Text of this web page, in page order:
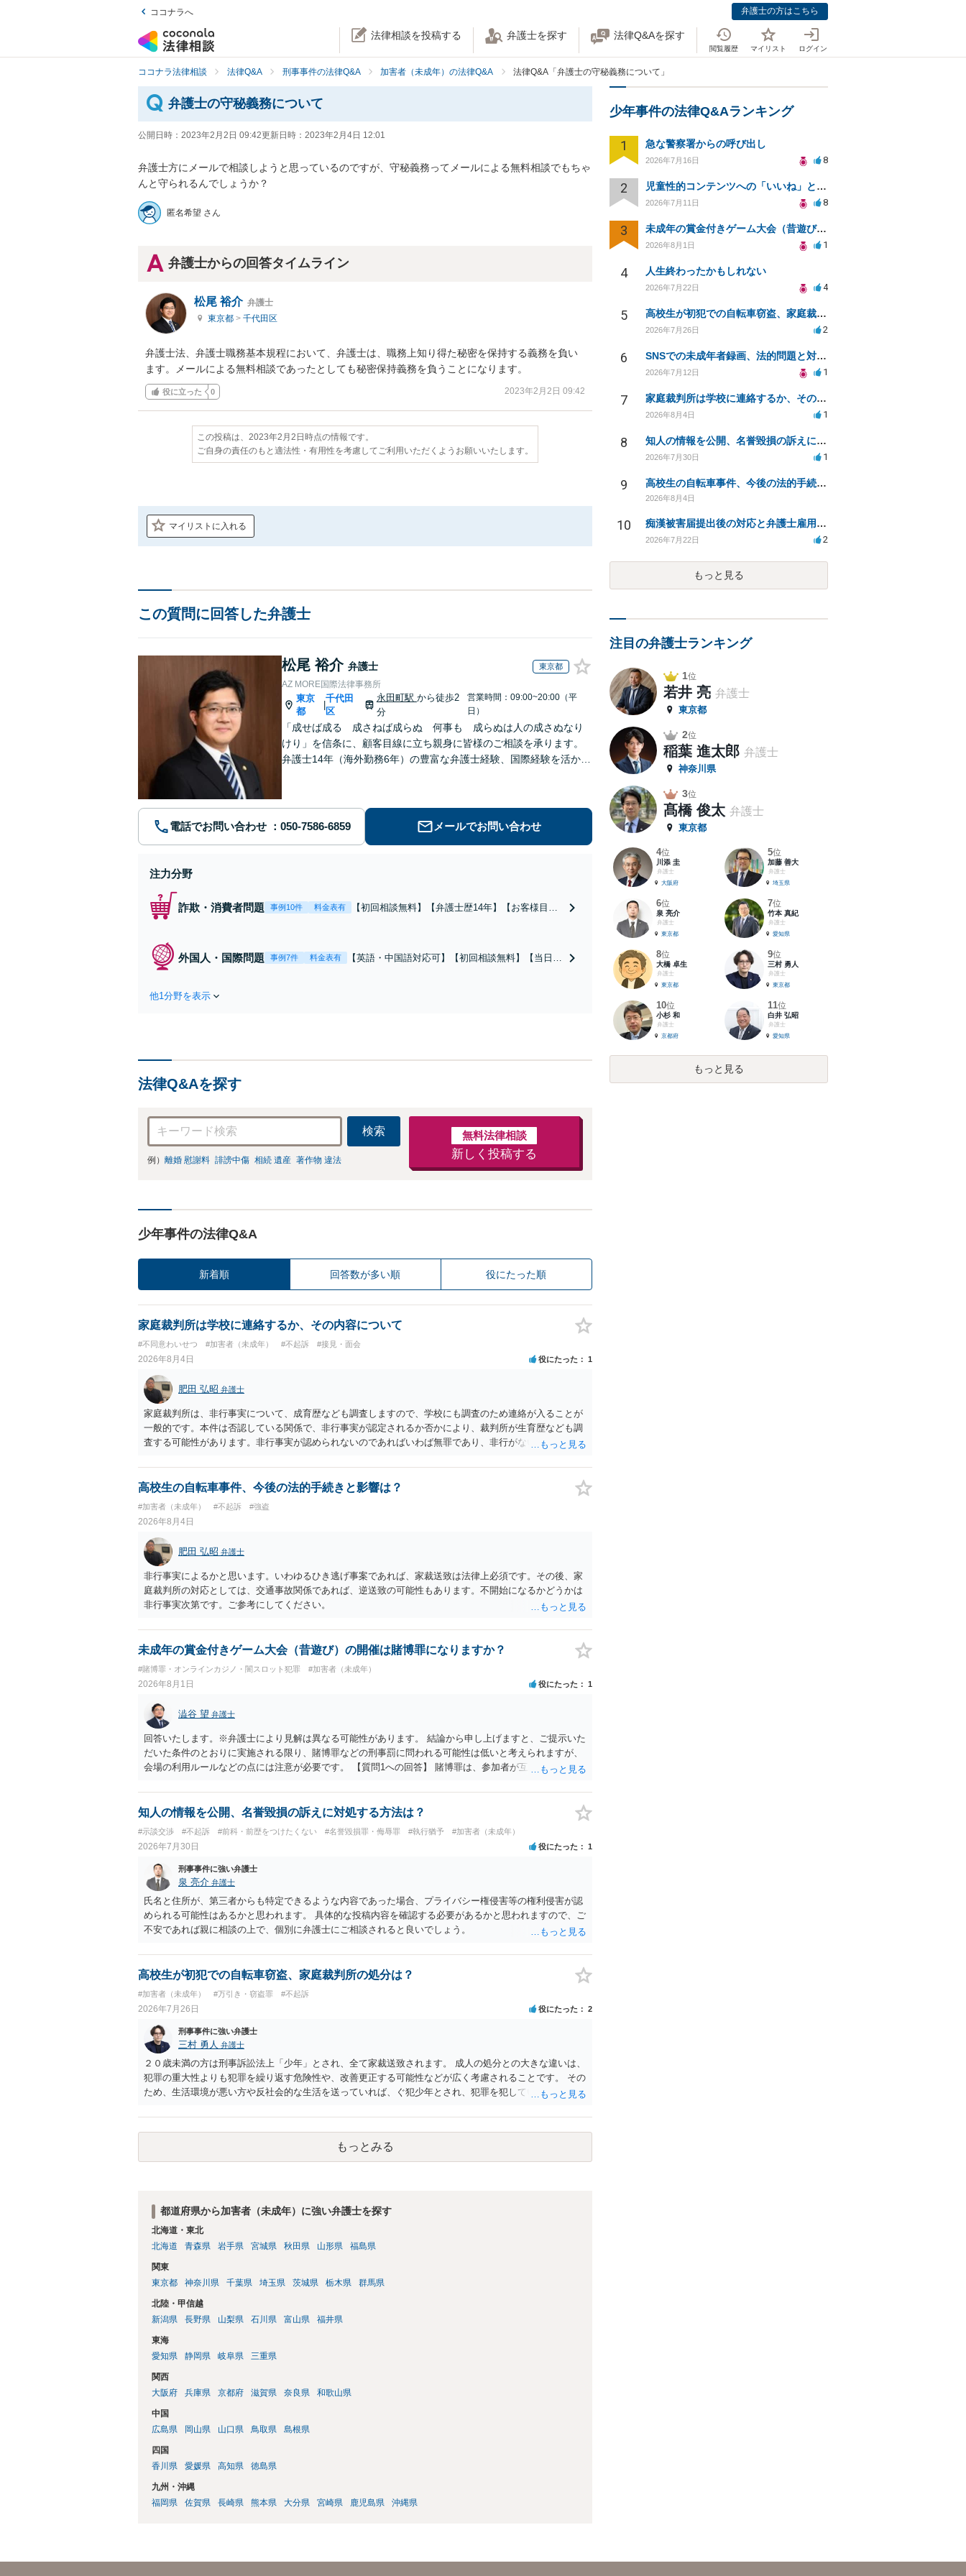
ココナラへ 弁護士の方はこちら
法律相談を投稿する 弁護士を探す 法律Q&Aを探す
閲覧履歴 マイリスト ログイン
ココナラ法律相談 法律Q&A 刑事事件の法律Q&A 加害者（未成年）の法律Q&A 法律Q&A「弁護士の守秘義務について」
弁護士の守秘義務について
公開日時： 2023年2月2日 09:42更新日時： 2023年2月4日 12:01
弁護士方にメールで相談しようと思っているのですが、守秘義務ってメールによる無料相談でもちゃ
んと守られるんでしょうか？
匿名希望 さん
弁護士からの回答タイムライン
松尾 裕介 弁護士
東京都 > 千代田区
弁護士法、弁護士職務基本規程において、弁護士は、職務上知り得た秘密を保持する義務を負い
ます。メールによる無料相談であったとしても秘密保持義務を負うことになります。
役に立った 0 2023年2月2日 09:42
この投稿は、2023年2月2日時点の情報です。
ご自身の責任のもと適法性・有用性を考慮してご利用いただくようお願いいたします。
マイリストに入れる
この質問に回答した弁護士
松尾 裕介 弁護士 東京都
AZ MORE国際法律事務所
東京
都
|
千代田
区
永田町駅 から徒歩2
分
営業時間：09:00~20:00（平
日）
「成せば成る 成さねば成らぬ 何事も 成らぬは人の成さぬなり
けり」を信条に、顧客目線に立ち親身に皆様のご相談を承ります。
弁護士14年（海外勤務6年）の豊富な弁護士経験、国際経験を活か
電話でお問い合わせ メールでお問い合わせ
注力分野
詐欺・消費者問題 事例10件 料金表有
【初回相談無料】【弁護士歴14年】【お客様目
外国人・国際問題 事例7件 料金表有
【英語・中国語対応可】【初回相談無料】【当日/
他1分野を表示
法律Q&Aを探す
検索
例） 離婚 慰謝料 誹謗中傷 相続 遺産 著作物 違法
無料法律相談
新しく投稿する
少年事件の法律Q&A
新着順 回答数が多い順 役にたった順
家庭裁判所は学校に連絡するか、その内容について
#不同意わいせつ #加害者（未成年） #不起訴 #接見・面会
2026年8月4日 役にたった 1
肥田 弘昭 弁護士
家庭裁判所は、非行事実について、成育歴なども調査しますので、学校にも調査のため連絡が入ることが
一般的です。本件は否認している関係で、非行事実が認定されるか否かにより、裁判所が生育歴なども調
査する可能性があります。非行事実が認められないのであればいわば無罪であり、非行がないのですか
高校生の自転車事件、今後の法的手続きと影響は？
#加害者（未成年） #不起訴 #強盗
2026年8月4日
肥田 弘昭 弁護士
非行事実によるかと思います。いわゆるひき逃げ事案であれば、家裁送致は法律上必須です。その後、家
庭裁判所の対応としては、交通事故関係であれば、逆送致の可能性もあります。不開始になるかどうかは
非行事実次第です。ご参考にしてください。
未成年の賞金付きゲーム大会（昔遊び）の開催は賭博罪になりますか？
#賭博罪・オンラインカジノ・闇スロット犯罪 #加害者（未成年）
2026年8月1日 役にたった 1
澁谷 望 弁護士
回答いたします。※弁護士により見解は異なる可能性があります。 結論から申し上げますと、ご提示いた
だいた条件のとおりに実施される限り、賭博罪などの刑事罰に問われる可能性は低いと考えられますが、
会場の利用ルールなどの点には注意が必要です。 【質問1への回答】 賭博罪は、参加者が互いに財物を賭
参加者からの参加費が全額会場レンタル費用に充てられて賞金原資と完全に分離されている場合、参加者
が自らの財物を失うリスクが存在しないため賭博罪には該当しないとする見解が一般的です。また、利益
は生じにくいものの、民事・行政上の観点から以下の点が考慮されます。景品表示法については事業者が
顧客を誘引するためのものではないため対象外と考えられますが、自治会館の利用規約（目的外利用や金
銭徴収の可否など）への抵触が問題となることがあります。 【質問3への回答】 主催者としての注意点と
して、まず参加費がすべて会場代の実費に充てられている記録（領収書や収支の管理）を残し、賞金原資
とは無関係であることを明確にしておくことが大切です。また、自治会館の管理者に対し、参加費の集金
を含む利用目的を事前に正確に伝えて了解を得ておくのが賢明です。
知人の情報を公開、名誉毀損の訴えに対処する方法は？
#示談交渉 #不起訴 #前科・前歴をつけたくない #名誉毀損罪・侮辱罪 #執行猶予 #加害者（未成年）
2026年7月30日 役にたった 1
刑事事件に強い弁護士
泉 亮介 弁護士
氏名と住所が、第三者からも特定できるような内容であった場合、プライバシー権侵害等の権利侵害が認
められる可能性はあるかと思われます。 具体的な投稿内容を確認する必要があるかと思われますので、ご
不安であれば親に相談の上で、個別に弁護士にご相談されると良いでしょう。
高校生が初犯での自転車窃盗、家庭裁判所の処分は？
#加害者（未成年） #万引き・窃盗罪 #不起訴
2026年7月26日 役にたった 2
刑事事件に強い弁護士
三村 勇人 弁護士
２０歳未満の方は刑事訴訟法上「少年」とされ、全て家裁送致されます。 成人の処分との大きな違いは、
犯罪の重大性よりも犯罪を繰り返す危険性や、改善更正する可能性などが広く考慮されることです。 その
ため、生活環境が悪い方や反社会的な生活を送っていれば、ぐ犯少年とされ、犯罪を犯していなくとも、
で、適切なアドバイスがしにくいのですが、通常初犯の自転車窃盗で生活環境が整っていれば、審判不開
始か不処分となる可能性はあります。
もっとみる
都道府県から加害者（未成年）に強い弁護士を探す
北海道・東北
北海道
青森県 岩手県 宮城県 秋田県 山形県 福島県
関東
東京都
神奈川県 千葉県 埼玉県 茨城県 栃木県 群馬県
北陸・甲信越
新潟県
長野県 山梨県 石川県 富山県 福井県
東海
愛知県
静岡県 岐阜県 三重県
関西
大阪府
兵庫県 京都府 滋賀県 奈良県 和歌山県
中国
広島県
岡山県 山口県 鳥取県 島根県
四国
香川県
愛媛県 高知県 徳島県
九州・沖縄
福岡県
佐賀県 長崎県 熊本県 大分県 宮崎県 鹿児島県 沖縄県
少年事件の法律Q&Aランキング
1 急な警察署からの呼び出し
2026年7月16日 8
2 児童性的コンテンツへの「いいね」と警察対応について
2026年7月11日 8
3 未成年の賞金付きゲーム大会（昔遊び）の開催は賭博罪になりますか？
2026年8月1日 1
4 人生終わったかもしれない
2026年7月22日 4
5 高校生が初犯での自転車窃盗、家庭裁判所の処分は？
2026年7月26日 2
6 SNSでの未成年者録画、法的問題と対応策について相談したい
2026年7月12日 1
7 家庭裁判所は学校に連絡するか、その内容について
2026年8月4日 1
8 知人の情報を公開、名誉毀損の訴えに対処する方法は？
2026年7月30日 1
9 高校生の自転車事件、今後の法的手続きと影響は？
2026年8月4日
10 痴漢被害届提出後の対応と弁護士雇用のメリット
2026年7月22日 2
もっと見る
注目の弁護士ランキング
1位
若井 亮 弁護士
東京都
2位
稲葉 進太郎 弁護士
神奈川県
3位
髙橋 俊太 弁護士
東京都
4位
川添 圭
弁護士
大阪府
5位
加藤 善大
弁護士
埼玉県
6位
泉 亮介
弁護士
東京都
7位
竹本 真紀
弁護士
愛知県
8位
大橋 卓生
弁護士
東京都
9位
三村 勇人
弁護士
東京都
10位
小杉 和
弁護士
京都府
11位
白井 弘昭
弁護士
愛知県
もっと見る